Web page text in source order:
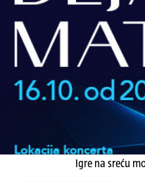
Igre na sreću